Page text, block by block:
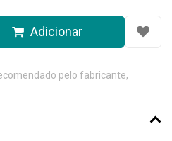
Adicionar
pelo fabricante,